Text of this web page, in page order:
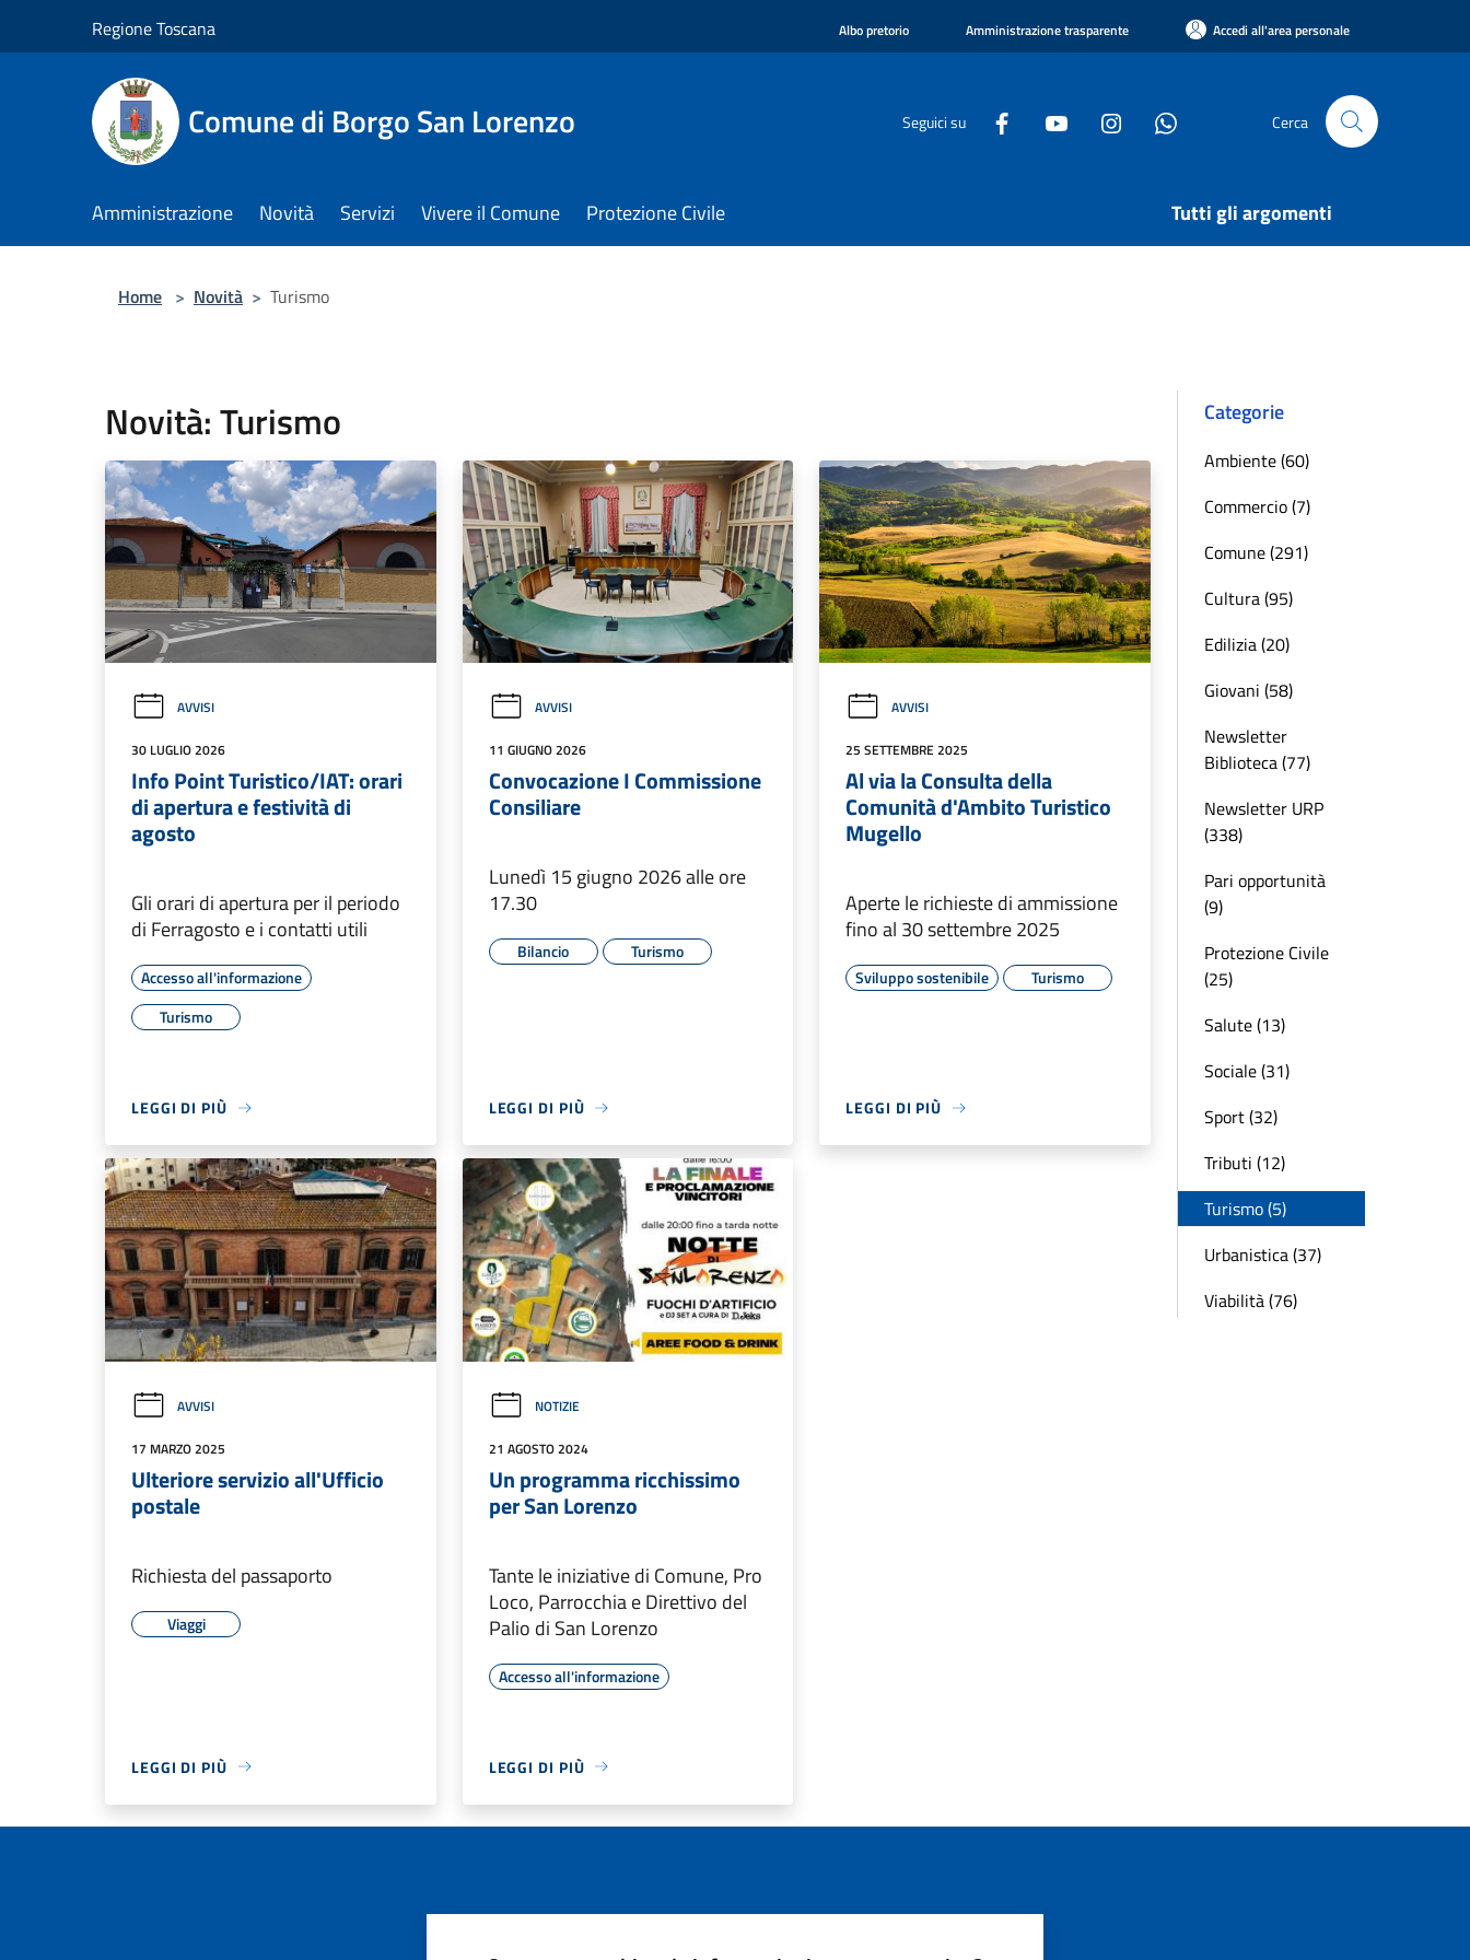
Regione Toscana Albo pretorio Amministrazione trasparente Accedi all'area personale
Comune di Borgo San Lorenzo Seguici su Cerca
Amministrazione Novità Servizi Vivere il Comune Protezione Civile Tutti gli argomenti
Home > Novità > Turismo
Novità: Turismo
AVVISI
30 LUGLIO 2026
Info Point Turistico/IAT: orari
di apertura e festività di
agosto
Gli orari di apertura per il periodo
di Ferragosto e i contatti utili
Accesso all'informazione
Turismo
LEGGI DI PIÙ
AVVISI
11 GIUGNO 2026
Convocazione I Commissione
Consiliare
Lunedì 15 giugno 2026 alle ore
17.30
Bilancio Turismo
LEGGI DI PIÙ
AVVISI
25 SETTEMBRE 2025
Al via la Consulta della
Comunità d'Ambito Turistico
Mugello
Aperte le richieste di ammissione
fino al 30 settembre 2025
Sviluppo sostenibile Turismo
LEGGI DI PIÙ
AVVISI
17 MARZO 2025
Ulteriore servizio all'Ufficio
postale
Richiesta del passaporto
Viaggi
LEGGI DI PIÙ
NOTIZIE
21 AGOSTO 2024
Un programma ricchissimo
per San Lorenzo
Tante le iniziative di Comune, Pro
Loco, Parrocchia e Direttivo del
Palio di San Lorenzo
Accesso all'informazione
LEGGI DI PIÙ
Categorie
Ambiente (60)
Commercio (7)
Comune (291)
Cultura (95)
Edilizia (20)
Giovani (58)
Newsletter
Biblioteca (77)
Newsletter URP
(338)
Pari opportunità
(9)
Protezione Civile
(25)
Salute (13)
Sociale (31)
Sport (32)
Tributi (12)
Turismo (5)
Urbanistica (37)
Viabilità (76)